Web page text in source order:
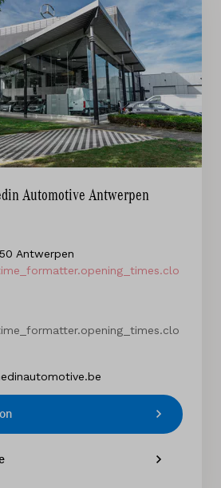
Automotive Antwerpen
Antwerpen